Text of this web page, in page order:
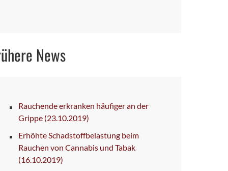
News
Rauchende erkranken häufiger an der
Grippe (23.10.2019)
Erhöhte Schadstoffbelastung beim
Rauchen von Cannabis und Tabak
(16.10.2019)